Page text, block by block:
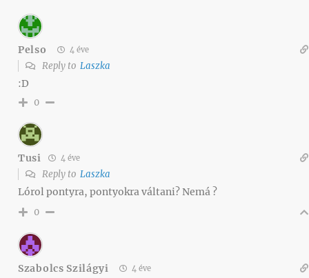
Pelso 4 éve
Reply to Laszka
:D
0
Tusi 4 éve
Reply to Laszka
Lórol pontyra, pontyokra váltani? Nemá ?
0
Szabolcs Szilágyi 4 éve